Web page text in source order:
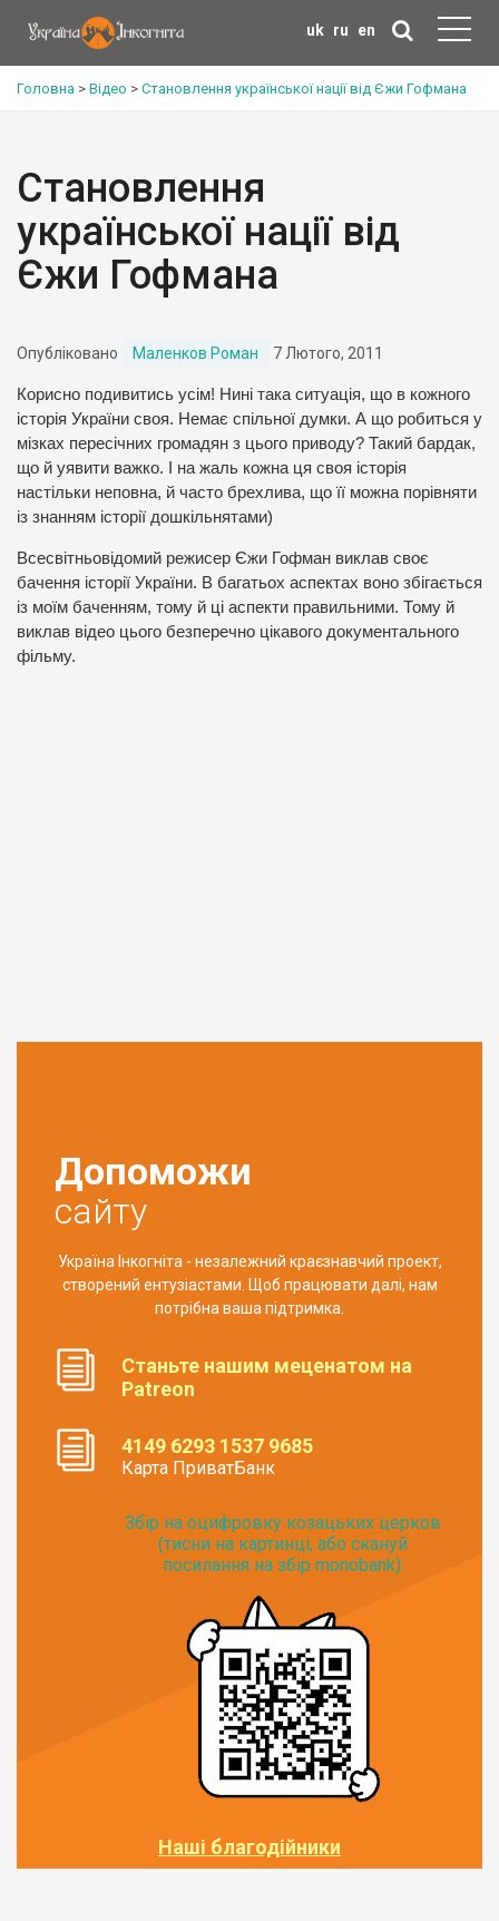
uk ru en
Головна > Відео > Становлення української нації від Єжи Гофмана
Становлення
української нації від
Єжи Гофмана
Опубліковано Маленков Роман 7 Лютого, 2011
Корисно подивитись усім! Нині така ситуація, що в кожного
історія України своя. Немає спільної думки. А що робиться у
мізках пересічних громадян з цього приводу? Такий бардак,
що й уявити важко. І на жаль кожна ця своя історія
настільки неповна, й часто брехлива, що її можна порівняти
із знанням історії дошкільнятами)
Всесвітньовідомий режисер Єжи Гофман виклав своє
бачення історії України. В багатьох аспектах воно збігається
із моїм баченням, тому й ці аспекти правильними. Тому й
виклав відео цього безперечно цікавого документального
фільму.
Допоможи
сайту
Україна Інкогніта - незалежний краєзнавчий проект,
створений ентузіастами. Щоб працювати далі, нам
потрібна ваша підтримка.
Станьте нашим меценатом на
Patreon
4149 6293 1537 9685
Карта ПриватБанк
Збір на оцифровку козацьких церков
(тисни на картинці, або скануй
посилання на збір monobank):
Наші благодійники